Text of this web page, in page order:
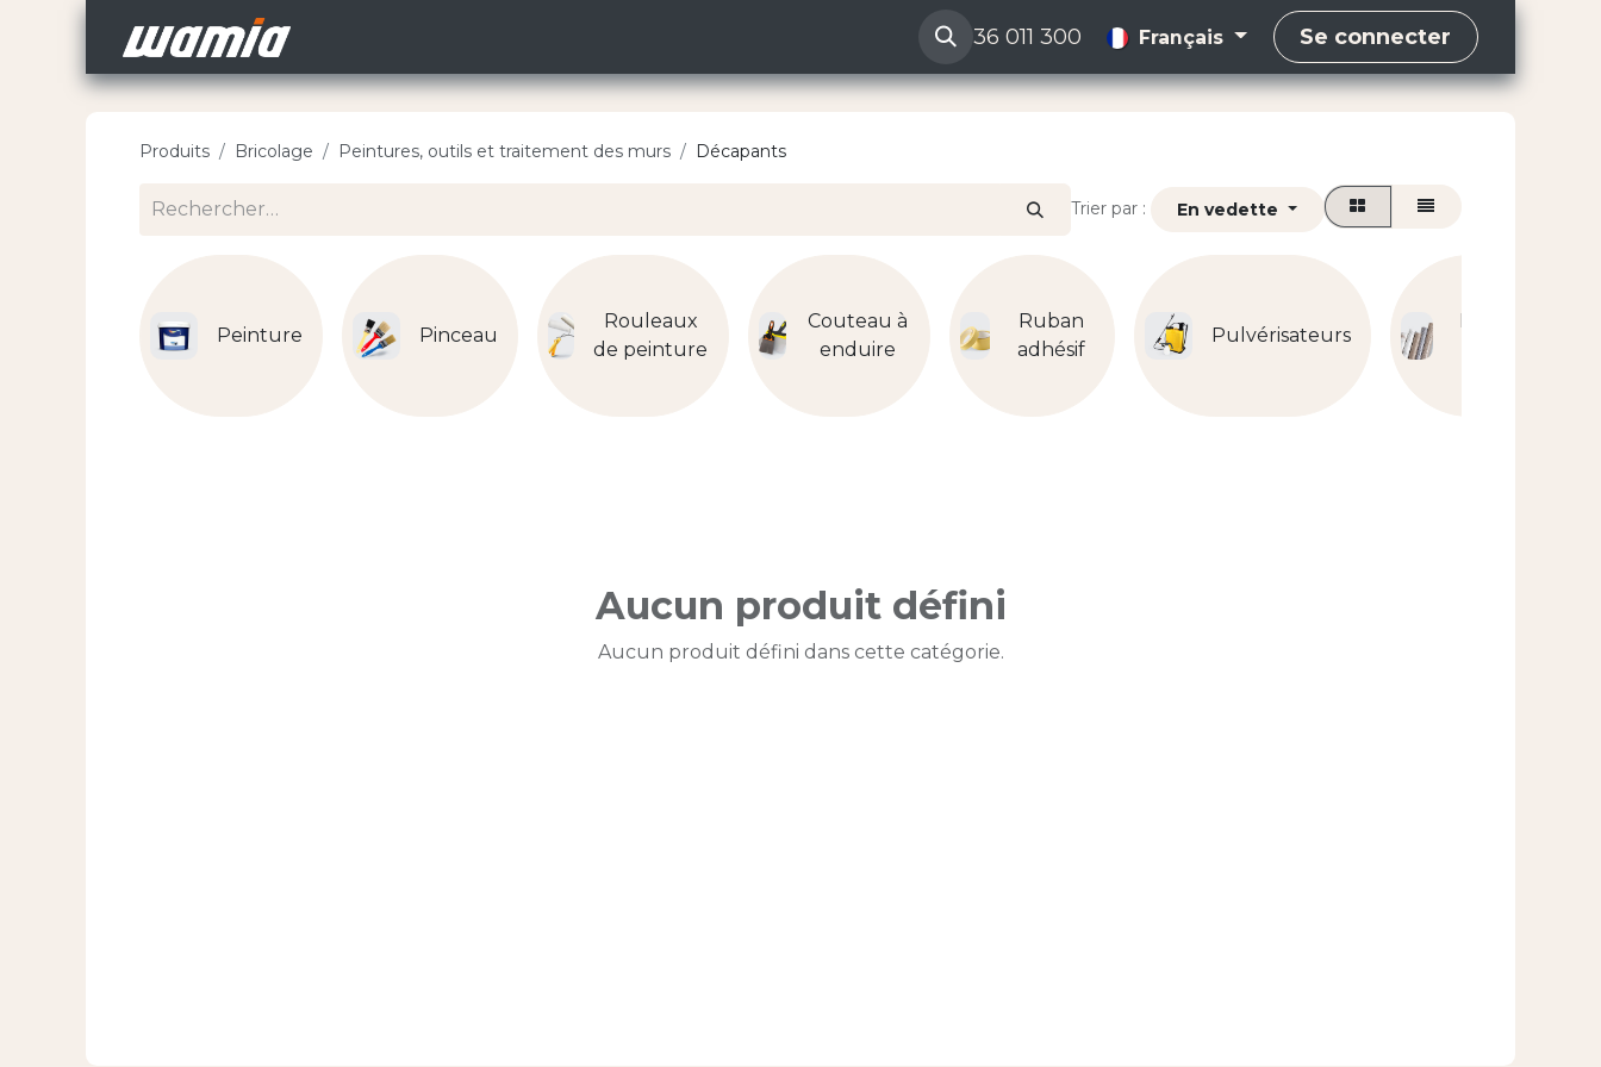
36 011 300 Français Se connecter
Produits Bricolage Peintures, outils et traitement des murs Décapants
Trier par : En vedette
Peinture Pinceau
Rouleaux
de peinture
Couteau à
enduire
Ruban
adhésif
Pulvérisateurs
Aucun produit défini
Aucun produit défini dans cette catégorie.